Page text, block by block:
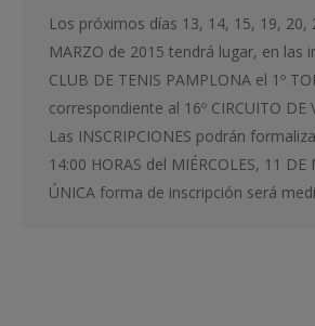
Los próximos días 13, 14, 15, 19, 20,
MARZO de 2015 tendrá lugar, en las
CLUB DE TENIS PAMPLONA el 1º
correspondiente al 16º CIRCUITO DE
Las INSCRIPCIONES podrán
14:00 HORAS del MIÉRCOLES, 11 DE
ÚNICA forma de inscripción será